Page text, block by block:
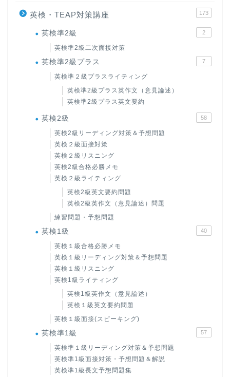
英検・TEAP対策講座 173
英検準2級 2
英検準2級二次面接対策
英検準2級プラス 7
英検準２級プラスライティング
英検準2級プラス英作文（意見論述）
英検準2級プラス英文要約
英検2級 58
英検2級リーディング対策＆予想問題
英検２級面接対策
英検２級リスニング
英検2級合格必勝メモ
英検２級ライティング
英検2級英文要約問題
英検2級英作文（意見論述）問題
練習問題・予想問題
英検1級 40
英検１級合格必勝メモ
英検１級リーディング対策＆予想問題
英検１級リスニング
英検1級ライティング
英検1級英作文（意見論述）
英検１級英文要約問題
英検１級面接(スピーキング)
英検準1級 57
英検準１級リーディング対策＆予想問題
英検準1級面接対策・予想問題＆解説
英検準1級長文予想問題集